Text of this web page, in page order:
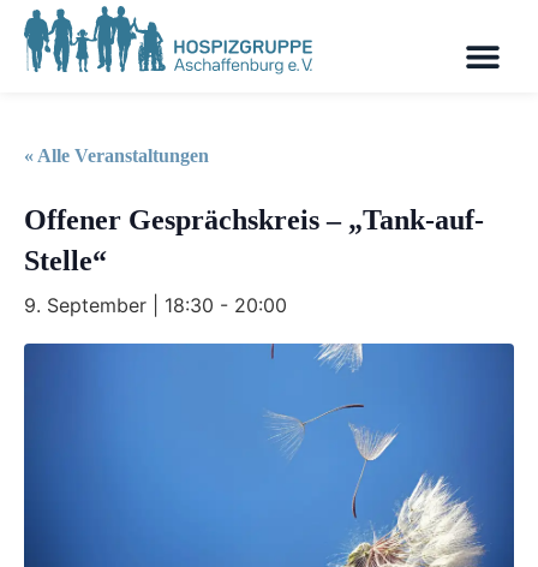
« Alle Veranstaltungen
Offener Gesprächskreis – „Tank-auf-
Stelle“
9. September | 18:30 - 20:00